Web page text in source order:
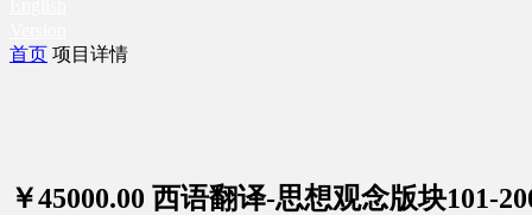
首页 项目详情
￥45000.00 西语翻译-思想观念版块101-